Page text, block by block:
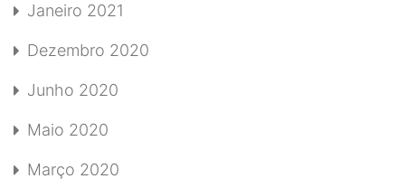
Janeiro 2021
Dezembro 2020
Junho 2020
Maio 2020
Março 2020